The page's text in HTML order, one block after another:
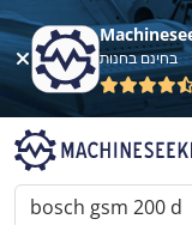
בחינם בחנות